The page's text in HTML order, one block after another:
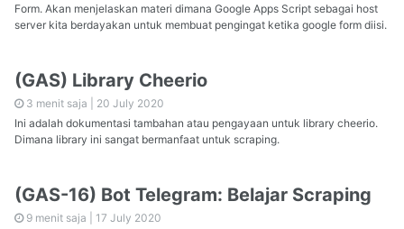
Form. Akan menjelaskan materi dimana Google Apps Script sebagai host
server kita berdayakan untuk membuat pengingat ketika google form diisi.
(GAS) Library Cheerio
3 menit saja | 20 July 2020
Ini adalah dokumentasi tambahan atau pengayaan untuk library cheerio.
Dimana library ini sangat bermanfaat untuk scraping.
(GAS-16) Bot Telegram: Belajar Scraping
9 menit saja | 17 July 2020